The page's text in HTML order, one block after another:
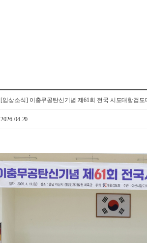
[입상소식] 이충무공탄신기념 제61회 전국 시도대항검도
2026-04-20